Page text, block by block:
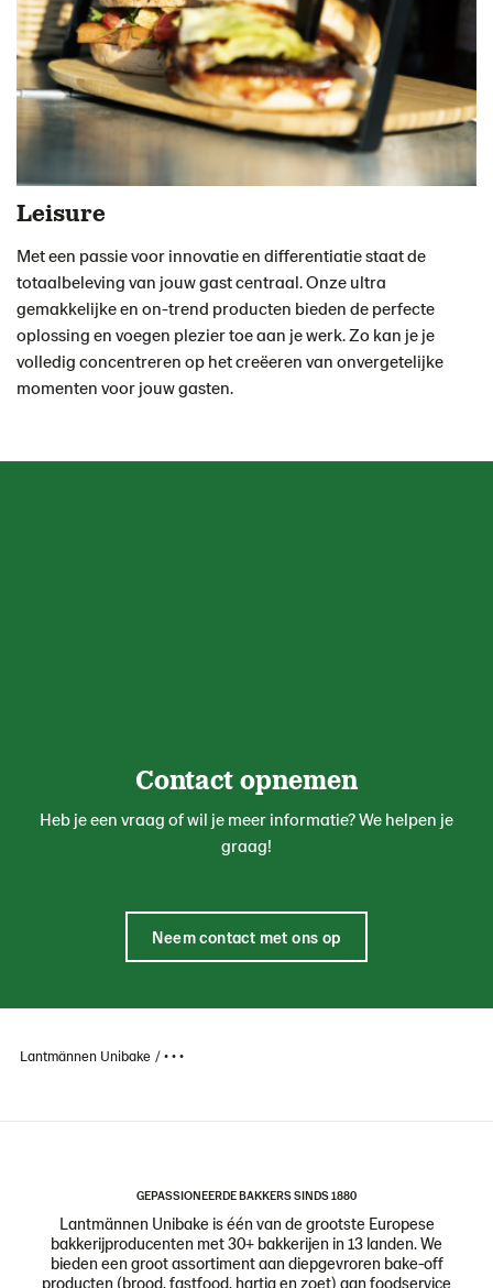
Leisure
Met een passie voor innovatie en differentiatie staat de
totaalbeleving van jouw gast centraal. Onze ultra
gemakkelijke en on-trend producten bieden de perfecte
oplossing en voegen plezier toe aan je werk. Zo kan je je
volledig concentreren op het creëeren van onvergetelijke
momenten voor jouw gasten.
Contact opnemen
Heb je een vraag of wil je meer informatie? We helpen je
graag!
Neem contact met ons op
Lantmännen Unibake • • •
GEPASSIONEERDE BAKKERS SINDS 1880
Lantmännen Unibake is één van de grootste Europese
bakkerijproducenten met 30+ bakkerijen in 13 landen. We
bieden een groot assortiment aan diepgevroren bake-off
producten (brood, fastfood, hartig en zoet) aan foodservice